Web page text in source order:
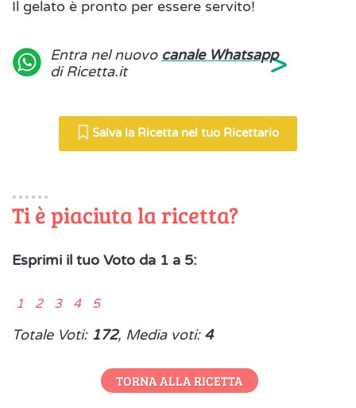
Il gelato è pronto per essere servito!
Entra nel nuovo canale Whatsapp
di Ricetta.it
>
Salva la Ricetta nel tuo Ricettario
Ti è piaciuta la ricetta?
Esprimi il tuo Voto da 1 a 5:
1 2 3 4 5
Totale Voti: 172, Media voti: 4
TORNA ALLA RICETTA